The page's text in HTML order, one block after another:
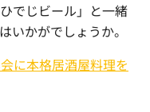
でじビール」と一緒
いかがでしょうか。
に本格居酒屋料理を